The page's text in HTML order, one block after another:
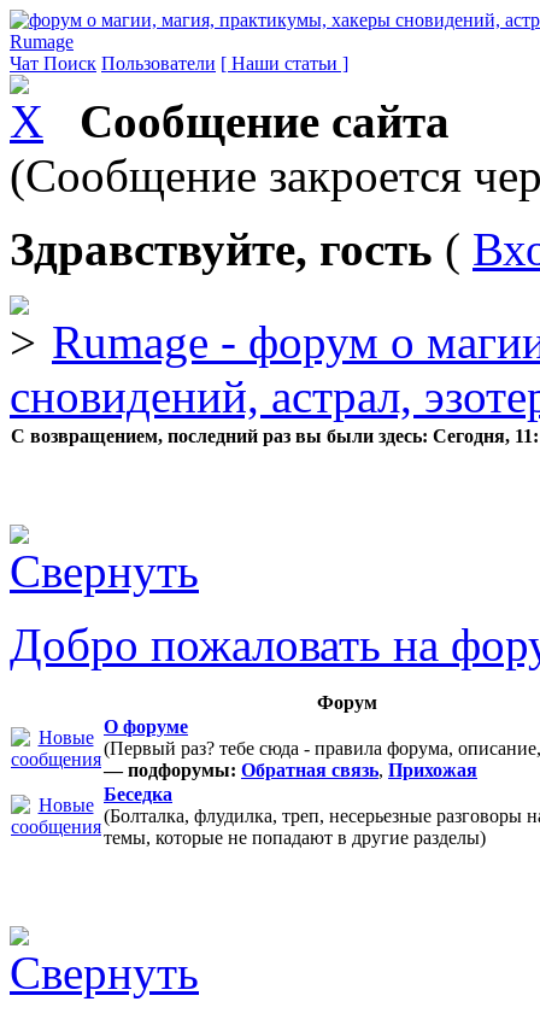
Rumage
Чат Поиск Пользователи [ Наши статьи ]
Сообщение сайта
(Сообщение закроется
Здравствуйте, гость (
Rumage - форум о
сновидений, астрал,
С возвращением, последний раз вы были здесь: Сегодня,
Добро пожаловать на
Форум
О форуме
(Первый раз? тебе сюда - правила форума,
— подфорумы: Обратная связь, Прихожая
Беседка
(Болталка, флудилка, треп, несерьезные разговоры
темы, которые не попадают в другие разделы)